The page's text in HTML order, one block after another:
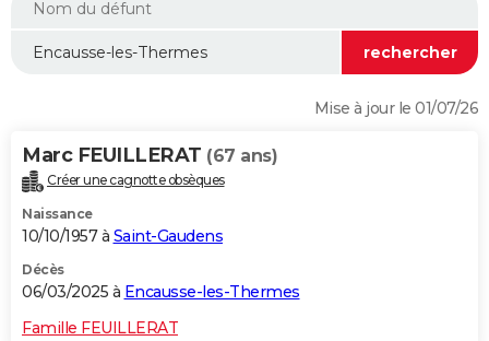
Forum
Aménagement intérieur
Extérieur
Cuisine
Salle de bains
Jardinage
Rangement
WEEK-END
Guides de France
Escapades
Patrimoine
Expositions
Musées
Week-end nature
LIFESTYLE
Alimentation
Guide de la santé
Maladies
Médicaments
Sommeil
VOYAGE
Destinations
City break
Voyage nature
Voyage de noces
Forum
Climat
+PHOTO
GUIDES D'ACHAT
BONS PLANS
CARTE DE VOEUX
Mise à jour le 01/07/26
Marc FEUILLERAT (67 ans)
Créer une cagnotte obsèques
Naissance
10/10/1957 à Saint-Gaudens
Décès
06/03/2025 à Encausse-les-Thermes
Famille FEUILLERAT